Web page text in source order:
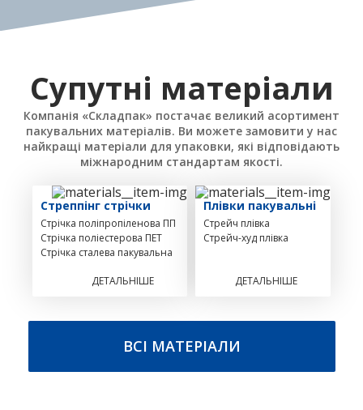
Супутні матеріали
Компанія «Складпак» постачає великий асортимент
пакувальних матеріалів. Ви можете замовити у нас
найкращі матеріали для упаковки, які відповідають
міжнародним стандартам якості.
Стреппінг стрічки
Стрічка поліпропіленова ПП
Стрічка поліестерова ПЕТ
Стрічка сталева пакувальна
ДЕТАЛЬНІШЕ
Плівки пакувальні
Стрейч плівка
Стрейч-худ плівка
ДЕТАЛЬНІШЕ
ВСІ МАТЕРІАЛИ